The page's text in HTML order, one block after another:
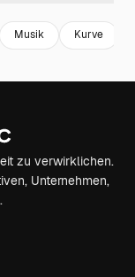
Musik Kurve
zu verwirklichen.
Unternehmen,